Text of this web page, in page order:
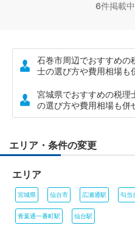
6件掲載
石巻市周辺でおすすめの
士の選び方や費用相場も
宮城県でおすすめの税理
の選び方や費用相場も併
エリア・条件の変更
エリア
宮城県 仙台市 広瀬通駅 勾当
青葉通一番町駅 仙台駅